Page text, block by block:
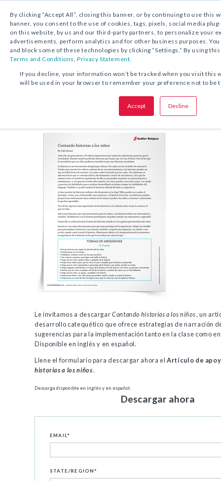
By clicking “Accept All”, closing this banner, or by continuing to use this
banner, you consent to the use of cookies, tags, pixels, social media
on this website, by us and our third-party partners, to personalize your
advertisements, perform analytics and for other business purposes.
and block some of these technologies by clicking “Settings.” By using
Terms and Conditions,Privacy Statement.
If you decline, your information won’t be tracked when you visit this
will be used in your browser to remember your preference not to be
Accept Decline
DESCARGA GRATUITA:ARTÍCULO DE
COMPARTA ESTA OFERTA:
Artículo de apoyoContando
Le invitamos a descargarContando historias a los niños, un
desarrollo catequético que ofrece estrategias de narración
sugerencias para la implementación tanto en la clase como
Disponible en inglés y en español.
Llene el formulario para descargar ahora elArtículo de
historias a los niños.
Descarga disponible en inglés y en español.
Descargar ahora
EMAIL *
STATE/REGION*